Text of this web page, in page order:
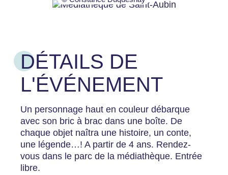
DÉTAILS DE
L'ÉVÉNEMENT
Un personnage haut en couleur débarque
avec son bric à brac dans une boîte. De
chaque objet naîtra une histoire, un conte,
une légende…! A partir de 4 ans. Rendez-
vous dans le parc de la médiathèque. Entrée
libre.